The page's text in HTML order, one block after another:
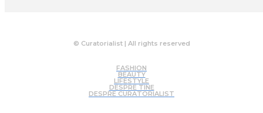
© Curatorialist | All rights reserved
FASHION
BEAUTY
LIFESTYLE
DESPRE TINE
DESPRE CURATORIALIST